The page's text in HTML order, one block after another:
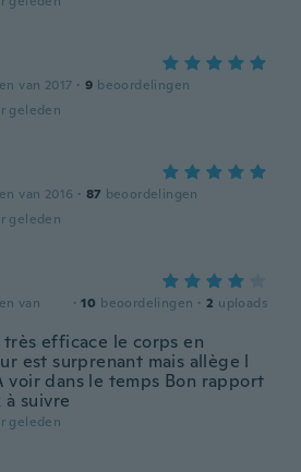
van 2017 · 9 beoordelingen
geleden
van 2016 · 87 beoordelingen
geleden
van
· 10 beoordelingen · 2 uploads
efficace le corps en
est surprenant mais allège l
voir dans le temps Bon rapport
suivre
geleden